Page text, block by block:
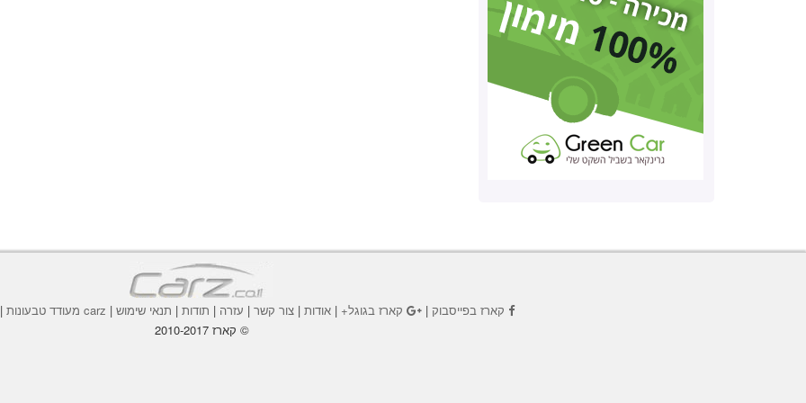
קארז בפייסבוק | קארז בגוגל+ | אודות | צור קשר | עזרה | תודות | תנאי שימוש | carz מעודד טבעונות |
© קארז 2010-2017